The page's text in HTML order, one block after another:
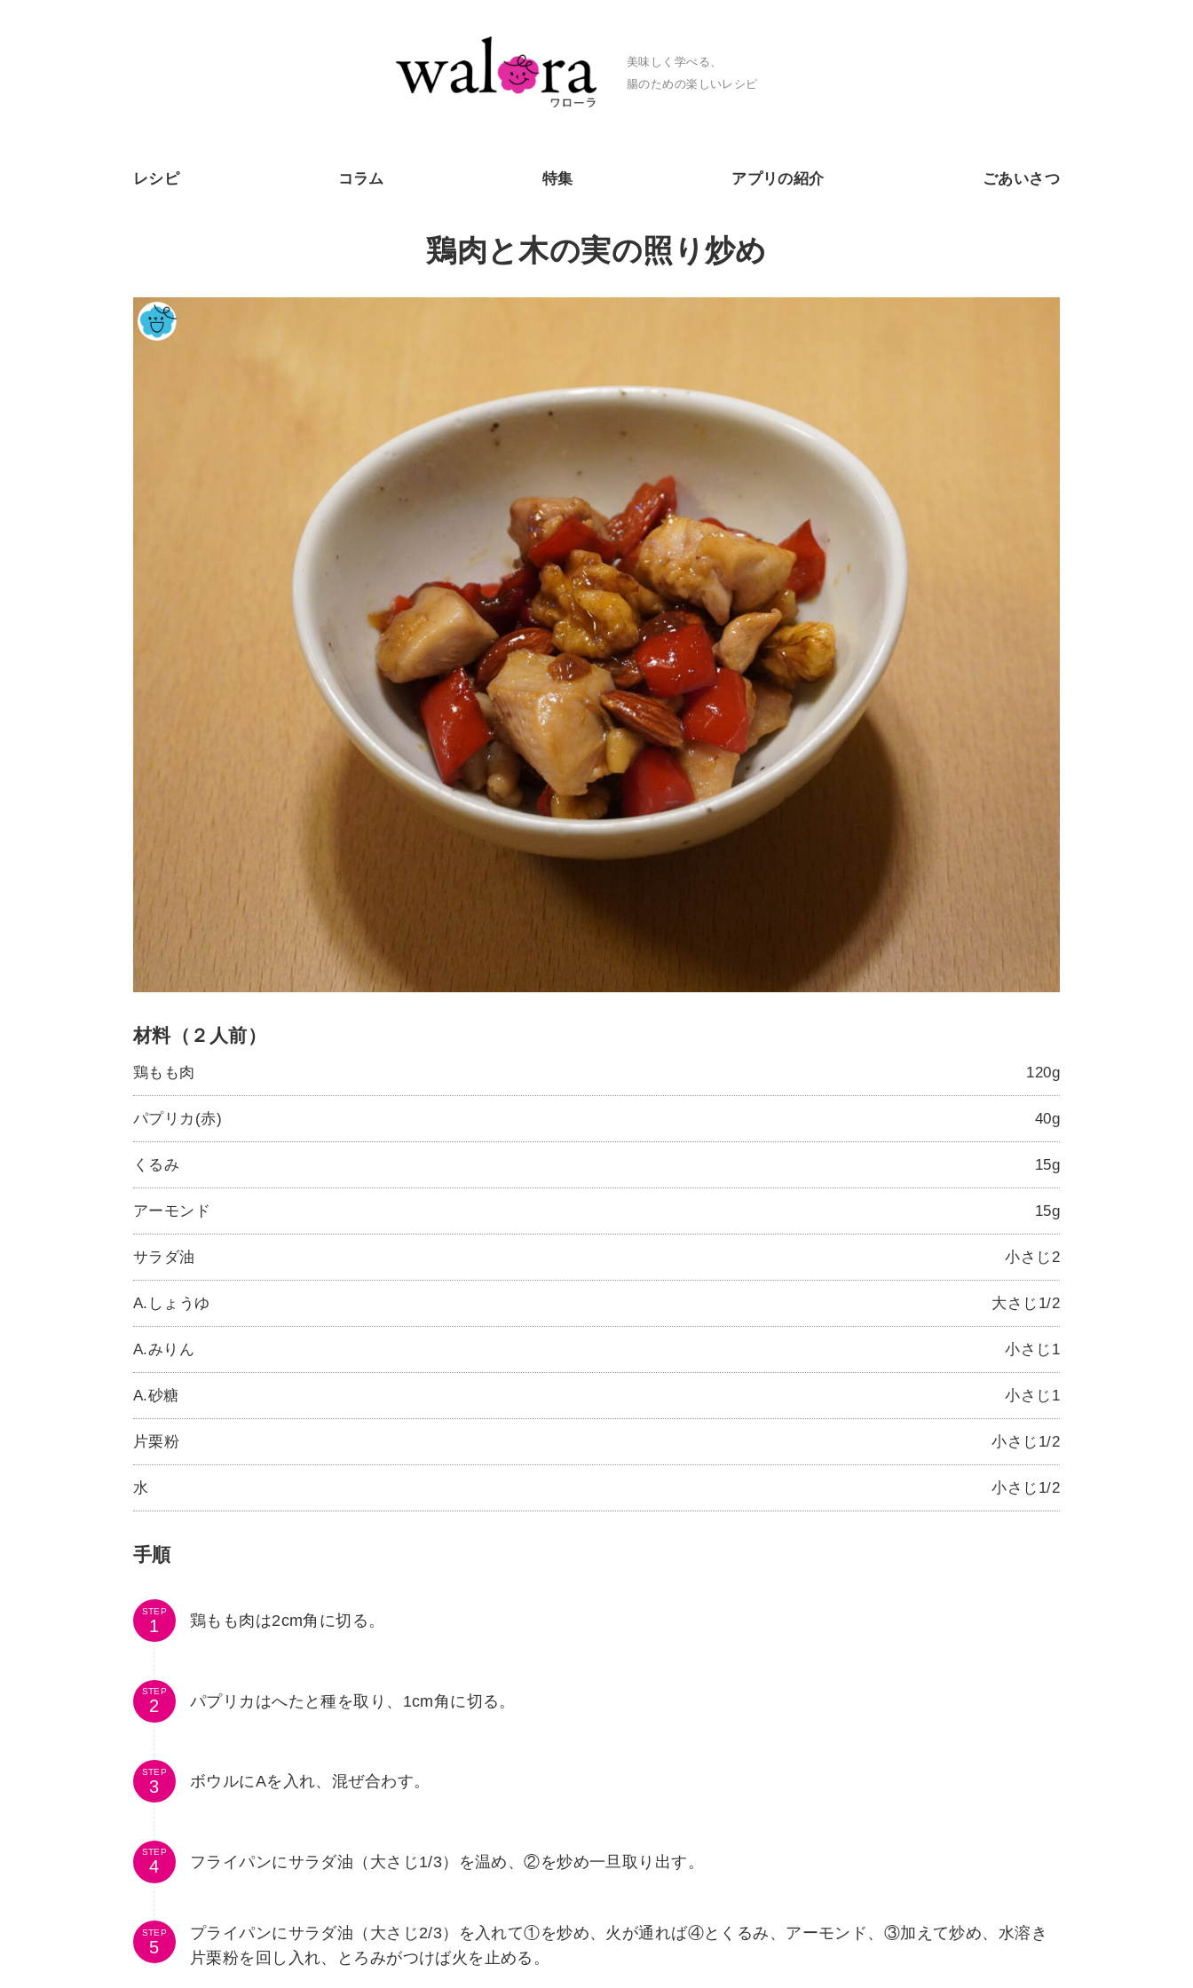
美味しく学べる、
腸のための楽しいレシピ
レシピ コラム 特集 アプリの紹介 ごあいさつ
鶏肉と木の実の照り炒め
材料（２人前）
鶏もも肉 120g
パプリカ(赤) 40g
くるみ 15g
アーモンド 15g
サラダ油 小さじ2
A.しょうゆ 大さじ1/2
A.みりん 小さじ1
A.砂糖 小さじ1
片栗粉 小さじ1/2
水 小さじ1/2
手順
STEP
鶏もも肉は2cm角に切る。
STEP
パプリカはへたと種を取り、1cm角に切る。
STEP
ボウルにAを入れ、混ぜ合わす。
STEP
フライパンにサラダ油（大さじ1/3）を温め、②を炒め一旦取り出す。
STEP
プライパンにサラダ油（大さじ2/3）を入れて①を炒め、火が通れば④とくるみ、アーモンド、③加えて炒め、水溶き
片栗粉を回し入れ、とろみがつけば火を止める。